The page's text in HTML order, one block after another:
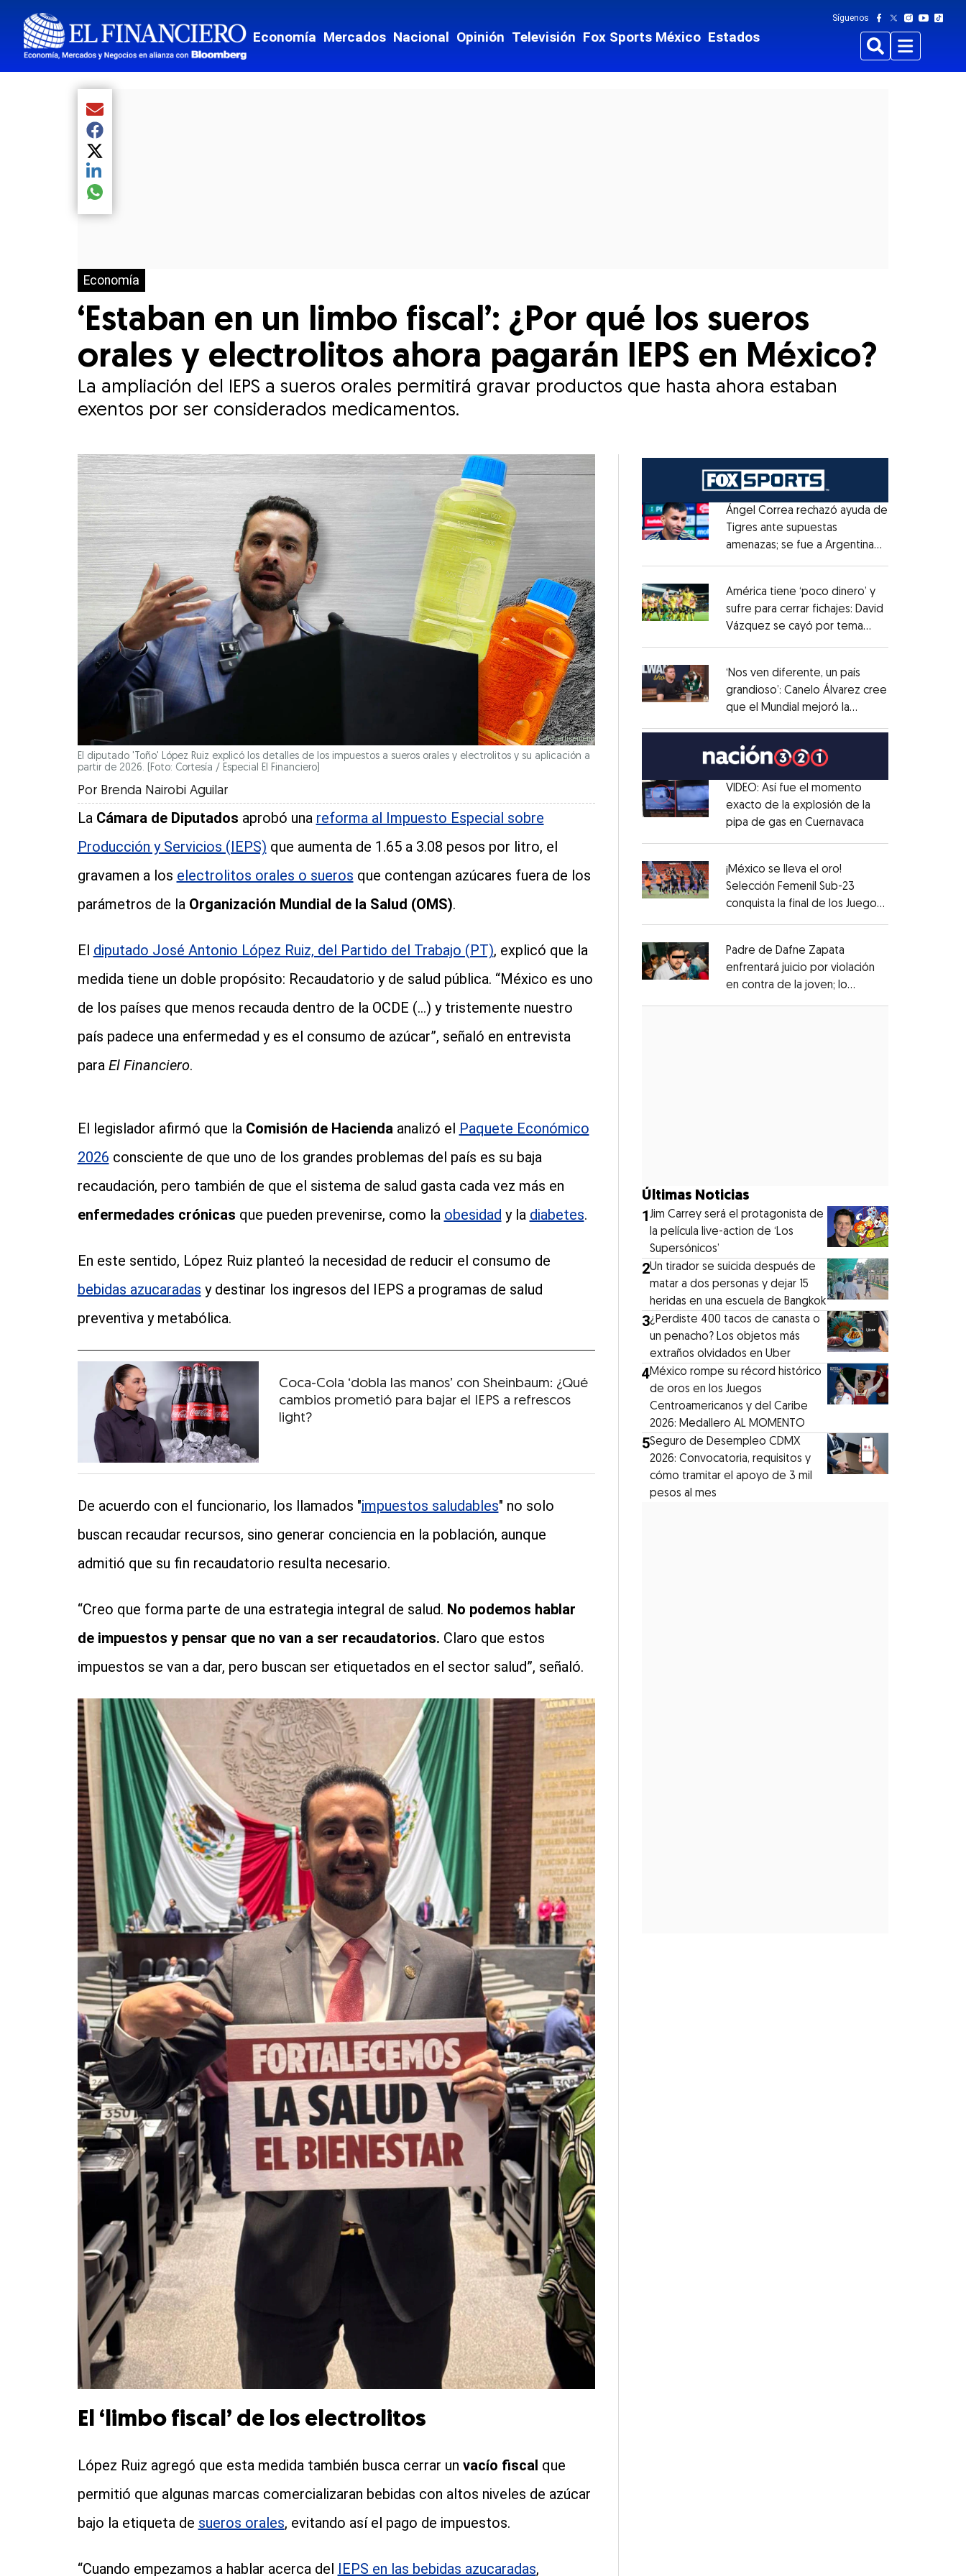
Economía Mercados Nacional Opinión Televisión Fox Sports México Estados
Síguenos
BuscarMenu
Economía
⁠‘Estaban en un limbo fiscal’: ¿Por qué los sueros
orales y electrolitos ahora pagarán IEPS en México?
La ampliación del IEPS a sueros orales permitirá gravar productos que hasta ahora estaban
exentos por ser considerados medicamentos.
Compartir el artículo actual mediante Email
Compartir el artículo actual mediante Facebook
Compartir el artículo actual mediante Twitter
Compartir el artículo actual mediante LinkedIn
Compartir el artículo actual mediante global.social-whatsapp
El diputado 'Toño' López Ruiz explicó los detalles de los impuestos a sueros orales y electrolitos y su aplicación a
partir de 2026. (Foto: Cortesía / Especial El Financiero)
Por Brenda Nairobi Aguilar
La Cámara de Diputados aprobó una reforma al Impuesto Especial sobre
Producción y Servicios (IEPS) que aumenta de 1.65 a 3.08 pesos por litro, el
gravamen a los electrolitos orales o sueros que contengan azúcares fuera de los
parámetros de la Organización Mundial de la Salud (OMS).
El diputado José Antonio López Ruiz, del Partido del Trabajo (PT), explicó que la
medida tiene un doble propósito: Recaudatorio y de salud pública. “México es uno
de los países que menos recauda dentro de la OCDE (...) y tristemente nuestro
país padece una enfermedad y es el consumo de azúcar”, señaló en entrevista
para El Financiero.
El legislador afirmó que laComisión de Haciendaanalizó el Paquete Económico
2026 consciente de que uno de los grandes problemas del país es su baja
recaudación, pero también de que el sistema de salud gasta cada vez más en
enfermedades crónicas que pueden prevenirse, como la obesidad y la diabetes.
En este sentido, López Ruiz planteó la necesidad de reducir el consumo de
bebidas azucaradas y destinar los ingresos del IEPS a programas de salud
preventiva y metabólica.
Coca-Cola ‘dobla las manos’ con Sheinbaum: ¿Qué
cambios prometió para bajar el IEPS a refrescos
light?
De acuerdo con el funcionario, los llamados "impuestos saludables" no solo
buscan recaudar recursos, sino generar conciencia en la población, aunque
admitió que su fin recaudatorio resulta necesario.
“Creo que forma parte de una estrategia integral de salud. No podemos hablar
de impuestos y pensar que no van a ser recaudatorios. Claro que estos
impuestos se van a dar, pero buscan ser etiquetados en el sector salud”, señaló.
El ‘limbo fiscal’ de los electrolitos
López Ruiz agregó que esta medida también busca cerrar un vacío fiscal que
permitió que algunas marcas comercializaran bebidas con altos niveles de azúcar
bajo la etiqueta de sueros orales, evitando así el pago de impuestos.
“Cuando empezamos a hablar acerca del IEPS en las bebidas azucaradas,
Opens in new window
Ángel Correa rechazó ayuda de
Tigres ante supuestas
amenazas; se fue a Argentina
Opens in new window
América tiene ‘poco dinero’ y
sufre para cerrar fichajes: David
Vázquez se cayó por tema
Opens in new window
‘Nos ven diferente, un país
grandioso’: Canelo Álvarez cree
que el Mundial mejoró la
Opens in new window
VIDEO: Así fue el momento
exacto de la explosión de la
pipa de gas en Cuernavaca
Opens in new window
¡México se lleva el oro!
Selección Femenil Sub-23
conquista la final de los Juegos
Opens in new window
Padre de Dafne Zapata
enfrentará juicio por violación
en contra de la joven; lo
Últimas Noticias
1Jim Carrey será el protagonista de
la película live-action de ‘Los
Supersónicos’
2Un tirador se suicida después de
matar a dos personas y dejar 15
heridas en una escuela de Bangkok
3¿Perdiste 400 tacos de canasta o
un penacho? Los objetos más
extraños olvidados en Uber
4México rompe su récord histórico
de oros en los Juegos
Centroamericanos y del Caribe
2026: Medallero AL MOMENTO
5Seguro de Desempleo CDMX
2026: Convocatoria, requisitos y
cómo tramitar el apoyo de 3 mil
pesos al mes